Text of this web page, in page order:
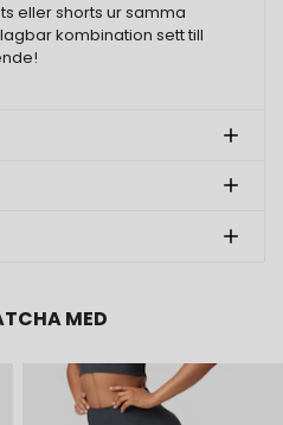
eller shorts ur samma
kombination sett till
MED